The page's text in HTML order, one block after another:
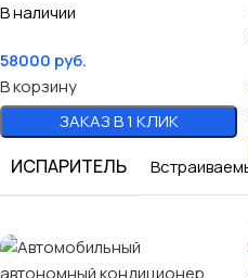
В наличии
58000 руб.
В корзину
ЗАКАЗ В 1 КЛИК
ИСПАРИТЕЛЬ